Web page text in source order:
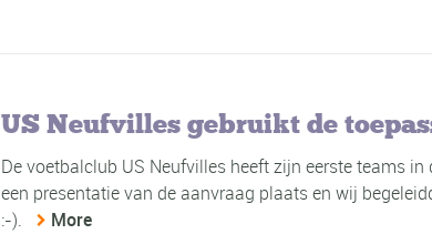
US Neufvilles gebruikt de
De voetbalclub US Neufvilles heeft zijn eerste teams
een presentatie van de aanvraag plaats en wij
:-).
More